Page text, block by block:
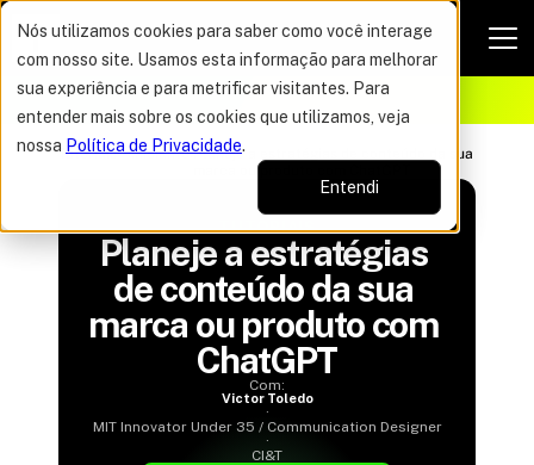
Nós utilizamos cookies para saber como você interage
com nosso site. Usamos esta informação para melhorar
sua experiência e para metrificar visitantes. Para
entender mais sobre os cookies que utilizamos, veja
nossa Política de Privacidade.
Entendi
OFERTA DO ANO VAGAS POR TEMPO LIMITADO
Tutoriais   ›Iniciante›Planeje a estratégias de conteúdo da sua
marca ou produto com ChatGPT
TUTORIAIS
Planeje a estratégias
de conteúdo da sua
marca ou produto com
ChatGPT
Com:
Victor Toledo
·
MIT Innovator Under 35 / Communication Designer
·
CI&T